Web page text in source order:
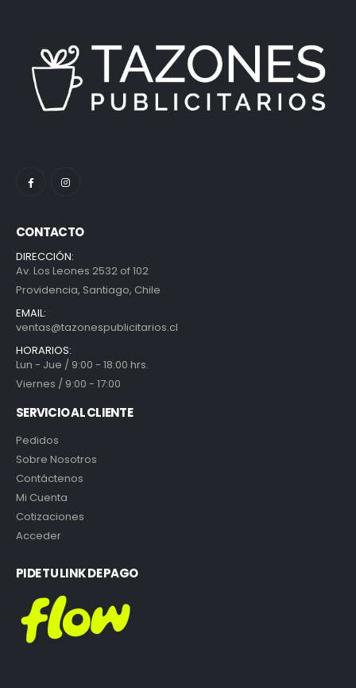
CONTACTO
DIRECCIÓN:
Av. Los Leones 2532 of 102
Providencia, Santiago, Chile
EMAIL:
ventas@tazonespublicitarios.cl
HORARIOS:
Lun - Jue / 9:00 - 18:00 hrs.
Viernes / 9:00 - 17:00
SERVICIO AL CLIENTE
Pedidos
Sobre Nosotros
Contáctenos
Mi Cuenta
Cotizaciones
Acceder
PIDE TU LINK DE PAGO